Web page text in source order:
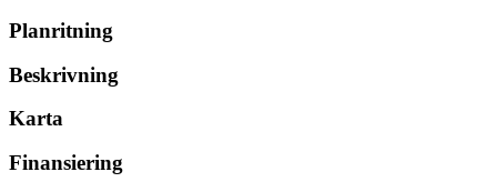
Planritning
Beskrivning
Karta
Finansiering